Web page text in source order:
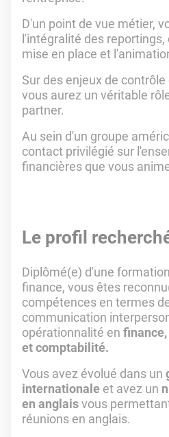
D'un point de vue métier,
l'intégralité des
mise en place et
Sur des enjeux de
vous aurez un véritable
partner.
Au sein d'un groupe
contact privilégié sur
financières que vous
Le profil
Diplômé(e) d'une
finance, vous êtes
compétences en termes
communication
opérationnalité en
et comptabilité.
Vous avez évolué dans un
internationale et avez un
en anglaisvous
réunions en anglais.